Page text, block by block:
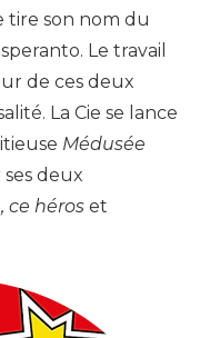
tire son nom du
Le travail
de ces deux
La Cie se lance
Médusée
deux
ce héros et